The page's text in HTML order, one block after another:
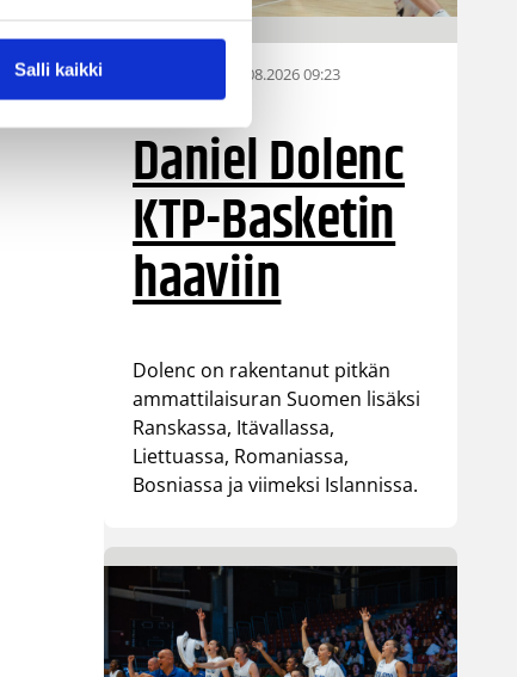
Salli kaikki 07.08.2026 09:23
Daniel Dolenc
KTP-Basketin
haaviin
Dolenc on rakentanut pitkän
ammattilaisuran Suomen lisäksi
Ranskassa, Itävallassa,
Liettuassa, Romaniassa,
Bosniassa ja viimeksi Islannissa.